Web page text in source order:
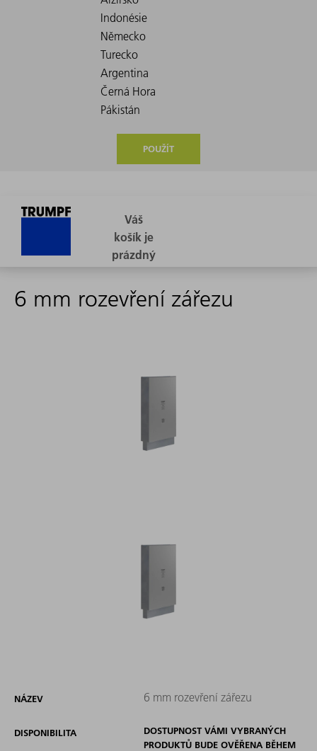
POUŽÍT
6 mm rozevření zářezu
NÁZEV 6 mm rozevření zářezu
DISPONIBILITA
DOSTUPNOST VÁMI VYBRANÝCH
PRODUKTŮ BUDE OVĚŘENA BĚHEM